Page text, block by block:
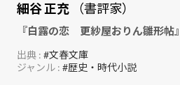
細谷 正充
（書評家）
『白露の恋 更紗屋おりん雛形帖
出典 :#文春文庫
ジャンル :#歴史・時代小説